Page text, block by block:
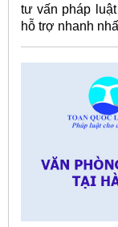
tư vấn pháp
hỗ trợ nhanh